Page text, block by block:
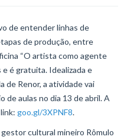
de entender linhas de
de produção, entre
“O artista como agente
e é gratuita. Idealizada e
de Renor, a atividade vai
de aulas no dia 13 de abril. A
goo.gl/3XPNF8.
cultural mineiro Rômulo